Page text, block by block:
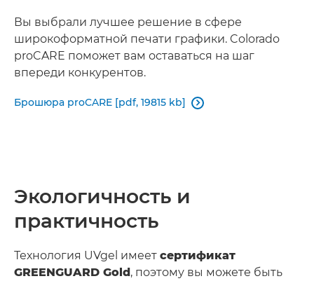
Вы выбрали лучшее решение в сфере
широкоформатной печати графики. Colorado
proCARE поможет вам оставаться на шаг
впереди конкурентов.
Брошюра proCARE [pdf, 19815 kb] 
Экологичность и
практичность
Технология UVgel имеет сертификат
GREENGUARD Gold, поэтому вы можете быть